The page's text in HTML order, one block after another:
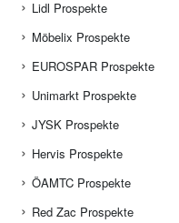
Lidl Prospekte
Möbelix Prospekte
EUROSPAR Prospekte
Unimarkt Prospekte
JYSK Prospekte
Hervis Prospekte
ÖAMTC Prospekte
Red Zac Prospekte